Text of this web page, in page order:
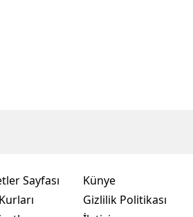
Sayfası
Künye
Gizlilik Politikası